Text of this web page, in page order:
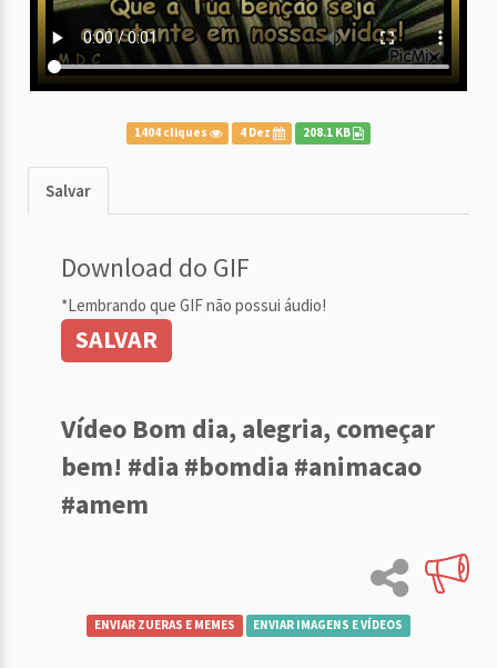
1404 cliques 4 Dez 208.1 KB
Salvar
Download do GIF
*Lembrando que GIF não possui áudio!
SALVAR
Vídeo Bom dia, alegria, começar
bem! #dia #bomdia #animacao
#amem
ENVIAR ZUERAS E MEMES ENVIAR IMAGENS E VÍDEOS